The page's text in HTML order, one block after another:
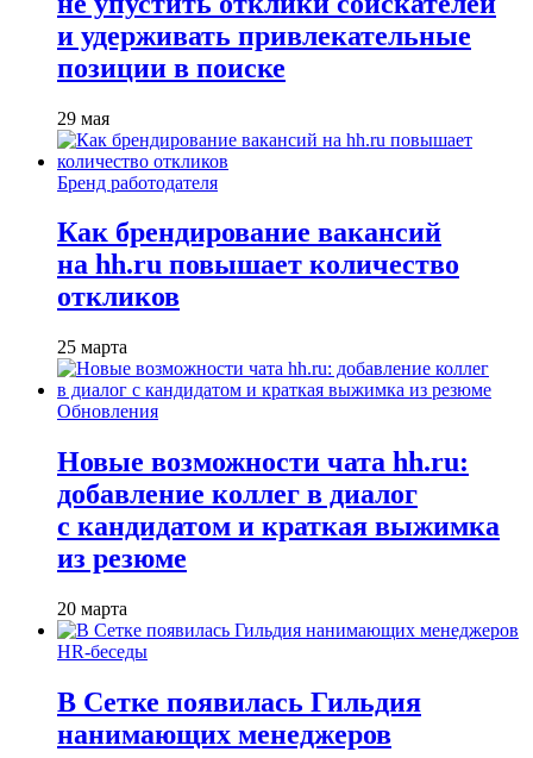
и удерживать привлекательные
позиции в поиске
29 мая
Бренд работодателя
Как брендирование вакансий
на hh.ru повышает количество
откликов
25 марта
Обновления
Новые возможности чата hh.ru:
добавление коллег в диалог
с кандидатом и краткая выжимка
из резюме
20 марта
HR-беседы
В Сетке появилась Гильдия
нанимающих менеджеров